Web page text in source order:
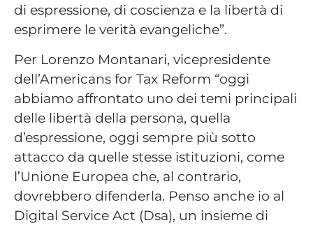
di espressione, di coscienza e la libertà di
esprimere le verità evangeliche”.
Per Lorenzo Montanari, vicepresidente
dell’Americans for Tax Reform “oggi
abbiamo affrontato uno dei temi principali
delle libertà della persona, quella
d’espressione, oggi sempre più sotto
attacco da quelle stesse istituzioni, come
l’Unione Europea che, al contrario,
dovrebbero difenderla. Penso anche io al
Digital Service Act (Dsa), un insieme di